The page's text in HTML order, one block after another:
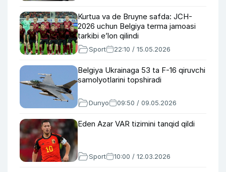
Kurtua va de Bruyne safda: JCH-
2026 uchun Belgiya terma jamoasi
tarkibi e’lon qilindi
Sport 22:10 / 15.05.2026
Belgiya Ukrainaga 53 ta F-16 qiruvchi
samolyotlarini topshiradi
Dunyo 09:50 / 09.05.2026
Eden Azar VAR tizimini tanqid qildi
Sport 10:00 / 12.03.2026